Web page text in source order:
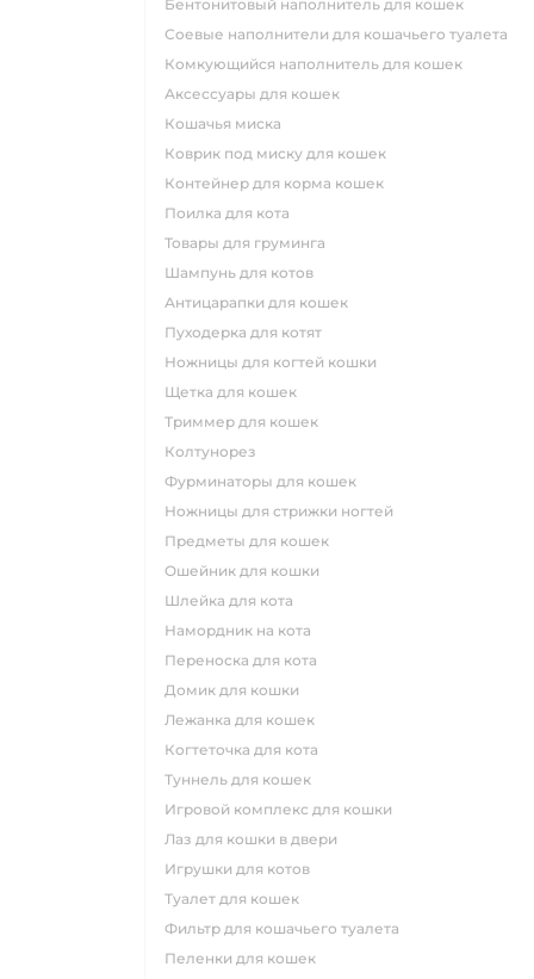
бентонитовый наполнитель для кошек
соевые наполнители для кошачьего туалета
комкующийся наполнитель для кошек
аксессуары для кошек
кошачья миска
коврик под миску для кошек
контейнер для корма кошек
поилка для кота
товары для груминга
шампунь для котов
антицарапки для кошек
пуходерка для котят
ножницы для когтей кошки
щетка для кошек
триммер для кошек
колтунорез
фурминаторы для кошек
ножницы для стрижки ногтей
предметы для кошек
ошейник для кошки
шлейка для кота
намордник на кота
переноска для кота
домик для кошки
лежанка для кошек
когтеточка для кота
туннель для кошек
игровой комплекс для кошки
лаз для кошки в двери
игрушки для котов
туалет для кошек
фильтр для кошачьего туалета
пеленки для кошек